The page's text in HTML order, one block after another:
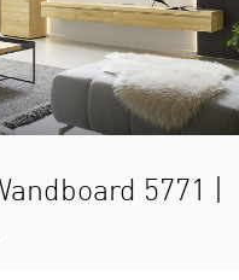
5771 |